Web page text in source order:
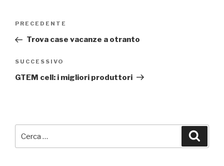
Articolo
precedente:
PRECEDENTE
Trova case vacanze a otranto
Articolo
successivo
SUCCESSIVO
GTEM cell: i migliori produttori